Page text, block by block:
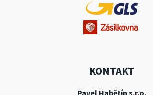
KONTAKT
Pavel Habětín s.r.o.